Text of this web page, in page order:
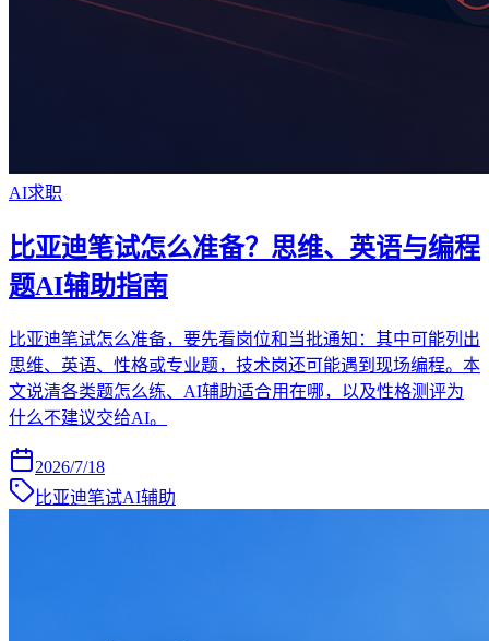
AI求职
比亚迪笔试怎么准备？思维、英语与编程
题AI辅助指南
比亚迪笔试怎么准备，要先看岗位和当批通知：其中可能列出
思维、英语、性格或专业题，技术岗还可能遇到现场编程。本
文说清各类题怎么练、AI辅助适合用在哪，以及性格测评为
什么不建议交给AI。
2026/7/18
比亚迪笔试AI辅助